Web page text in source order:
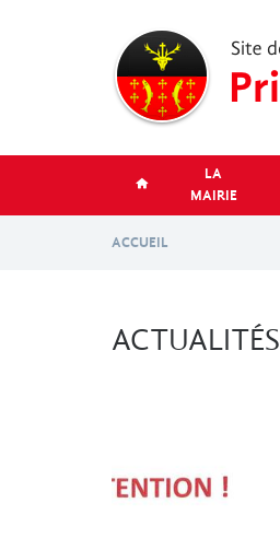
LA
MAIRIE
ACCUEIL
ACTUALITÉS